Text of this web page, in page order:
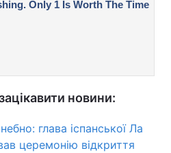
новини:
глава іспанської Ла
церемонію відкриття